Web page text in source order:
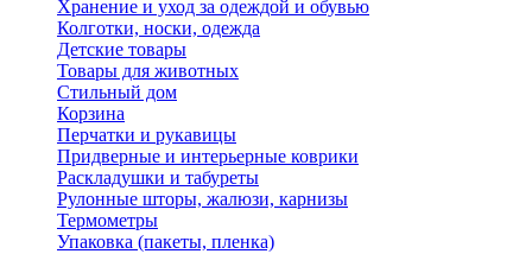
Хранение и уход за одеждой и обувью
Колготки, носки, одежда
Детские товары
Товары для животных
Стильный дом
Корзина
Перчатки и рукавицы
Придверные и интерьерные коврики
Раскладушки и табуреты
Рулонные шторы, жалюзи, карнизы
Термометры
Упаковка (пакеты, пленка)